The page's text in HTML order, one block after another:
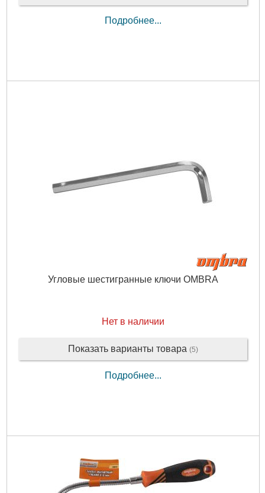
Подробнее...
Угловые шестигранные ключи OMBRA
Нет в наличии
Показать варианты товара (5)
Подробнее...